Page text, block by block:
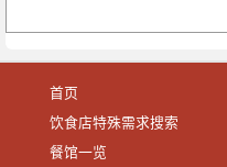
首页
饮食店特殊需求搜索
餐馆一览